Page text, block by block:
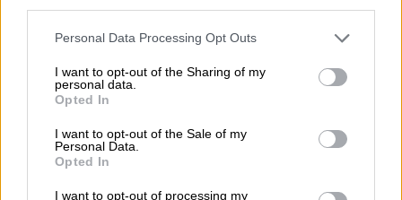
Please note that this website/app uses one or more Google
not limited to your visit or usage behaviour. You may click to
grant or deny consent to Google and its third-party tags to
use your data for below specified purposes in below Google
consent section.
Personal Data Processing Opt Outs
I want to opt-out of the Sharing of my
personal data.
Opted In
I want to opt-out of the Sale of my
Personal Data.
Opted In
I want to opt-out of processing my
Η αυστραλιανή τηλεόραση μεταδίδει ότι η
επιχείρηση έρευνας και διάσωσης